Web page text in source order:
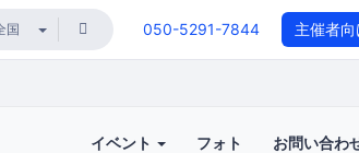
050-5291-7844 主催者向
イベント フォト お問い合わ